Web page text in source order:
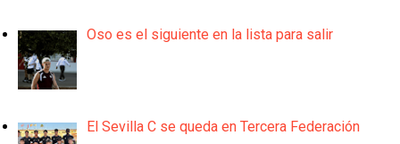
Oso es el siguiente en la lista para salir
El Sevilla C se queda en Tercera Federación